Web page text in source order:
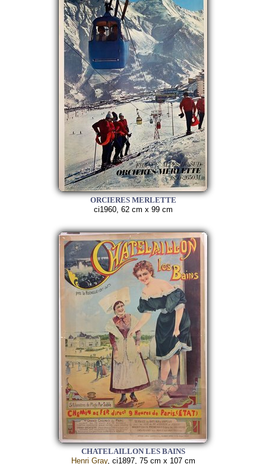
ORCIERES MERLETTE
ci1960, 62 cm x 99 cm
CHATELAILLON LES BAINS
Henri Gray, ci1897, 75 cm x 107 cm